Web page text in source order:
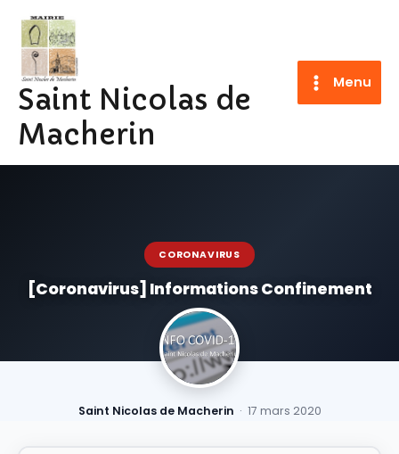
contenu
Saint Nicolas de
Macherin
Menu
CORONAVIRUS
[Coronavirus] Informations Confinement
Saint Nicolas de Macherin · 17 mars 2020